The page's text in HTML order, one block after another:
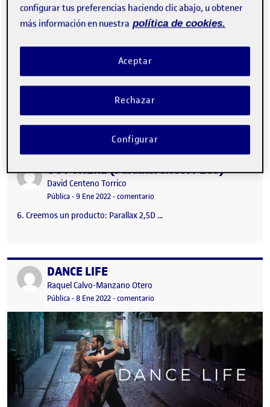
6. Creemos un producto: Parallax 2,5D …
Fecha de publicación
-comentario
6. Creemos un producto: Parallax 2,5D …
Publicado porOUT THERE (Parallax effect PEC6)
Publicado por
David Centeno Torrico
Visibilidad:
Pública-Fecha de publicación
9 Ene 202213 marzo, 2024 8:45 am
-comentario
6. Creemos un producto: Parallax 2,5D …
Publicado porDANCE LIFE
Publicado por
Raquel Calvo-Manzano Otero
Visibilidad:
Pública-Fecha de publicación
8 Ene 20228 enero, 2022 4:28 pm
-comentario
configurar tus preferencias haciendo clic abajo, u obtener
más información en nuestra política de cookies.
Rechazar
Aceptar
Configurar